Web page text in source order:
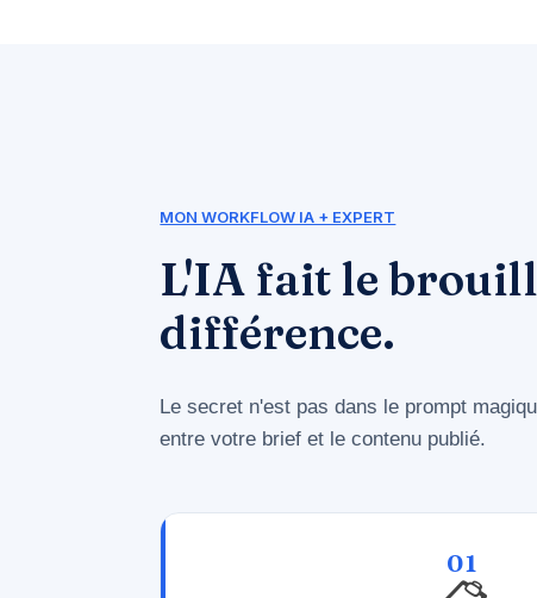
MON WORKFLOW IA + EXPERT
L'IA fait le
différence.
Le secret n'est pas dans le prompt
entre votre brief et le contenu publié.
01